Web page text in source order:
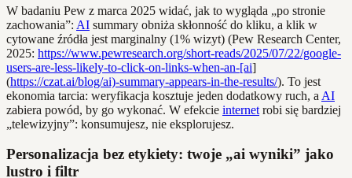
W badaniu Pew z marca 2025 widać, jak to wygląda „po stronie
zachowania”: AI summary obniża skłonność do kliku, a klik w
cytowane źródła jest marginalny (1% wizyt) (Pew Research Center,
2025: https://www.pewresearch.org/short-reads/2025/07/22/google-
users-are-less-likely-to-click-on-links-when-an-[ai]
(https://czat.ai/blog/ai)-summary-appears-in-the-results/). To jest
ekonomia tarcia: weryfikacja kosztuje jeden dodatkowy ruch, a AI
zabiera powód, by go wykonać. W efekcie internet robi się bardziej
„telewizyjny”: konsumujesz, nie eksplorujesz.
Personalizacja bez etykiety: twoje „ai wyniki” jako
lustro i filtr